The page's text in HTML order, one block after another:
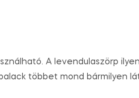
A levendulaszörp
többet mond bármilyen